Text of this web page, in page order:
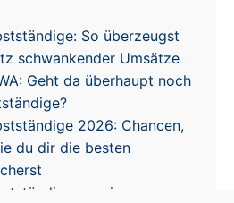
So überzeugst
schwankender Umsätze
Geht da überhaupt noch
2026: Chancen,
du dir die besten
– meine